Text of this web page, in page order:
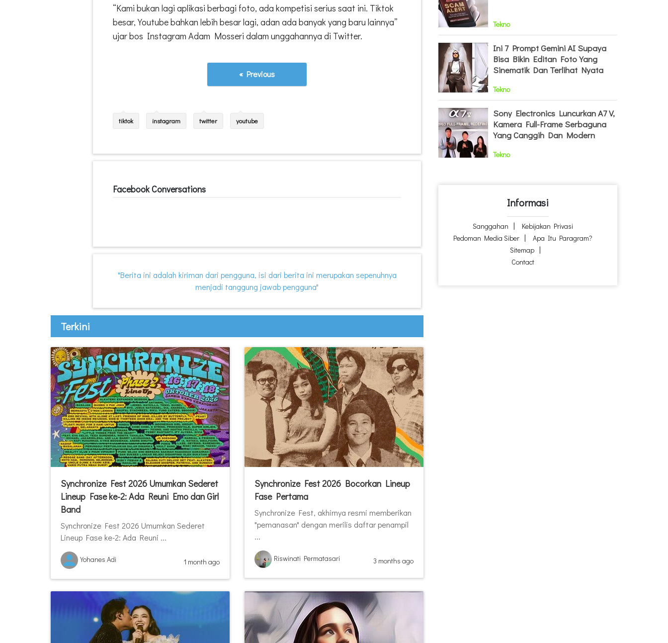
“Kami bukan lagi aplikasi berbagi foto, ada kompetisi serius saat ini. Tiktok
besar, Youtube bahkan lebih besar lagi, adan ada banyak yang baru lainnya”
ujar bos Instagram Adam Mosseri dalam unggahannya di Twitter.
« Previous
tiktok instagram twitter youtube
Facebook Conversations
"Berita ini adalah kiriman dari pengguna, isi dari berita ini merupakan sepenuhnya
menjadi tanggung jawab pengguna"
Terkini
Synchronize Fest 2026 Umumkan Sederet
Lineup Fase ke-2: Ada Reuni Emo dan Girl
Band
Synchronize Fest 2026 Umumkan Sederet
Lineup Fase ke-2: Ada Reuni ...
Yohanes Adi 1 month ago
Synchronize Fest 2026 Bocorkan Lineup
Fase Pertama
Synchronize Fest, akhirnya resmi memberikan
"pemanasan" dengan merilis daftar penampil
...
Riswinati Permatasari 3 months ago
Tekno
Ini 7 Prompt Gemini AI Supaya
Bisa Bikin Editan Foto Yang
Sinematik Dan Terlihat Nyata
Tekno
Sony Electronics Luncurkan A7 V,
Kamera Full-Frame Serbaguna
Yang Canggih Dan Modern
Tekno
Informasi
Sanggahan
Kebijakan Privasi
Pedoman Media Siber
Apa Itu Paragram?
Sitemap
Contact